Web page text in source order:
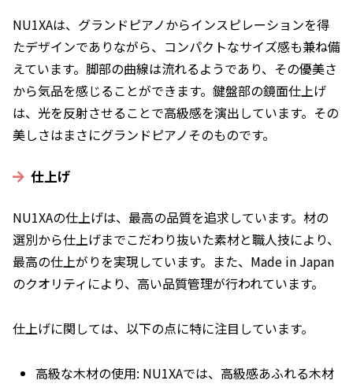
NU1XAは、グランドピアノからインスピレーションを得
たデザインでありながら、コンパクトなサイズ感も兼ね備
えています。脚部の曲線は流れるようであり、その優美さ
から気品を感じることができます。鍵盤部の鏡面仕上げ
は、光を反射させることで高級感を演出しています。その
美しさはまさにグランドピアノそのものです。
仕上げ
NU1XAの仕上げは、最高の品質を追求しています。材の
選別から仕上げまでこだわり抜いた素材と職人技により、
最高の仕上がりを実現しています。また、Made in Japan
のクオリティにより、高い品質管理が行われています。
仕上げに関しては、以下の点に特に注目しています。
高級な木材の使用: NU1XAでは、高級感あふれる木材